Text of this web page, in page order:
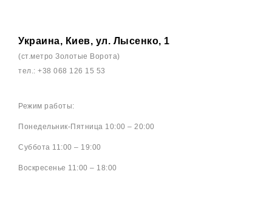
Украина, Киев, ул. Лысенко, 1
(ст.метро Золотые Ворота)
тел.: +38 068 126 15 53
Режим работы:
Понедельник-Пятница 10:00 – 20:00
Cуббота 11:00 – 19:00
Воскресенье 11:00 – 18:00